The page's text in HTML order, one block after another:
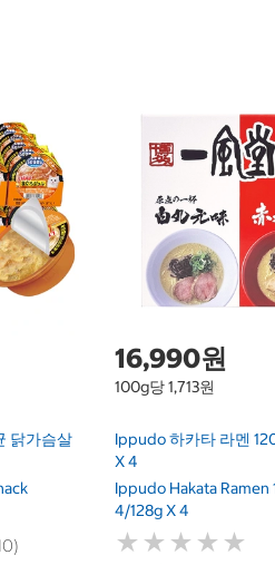
닭가슴살
16,990원
100g당 1,713원
Ippudo 하카타 라멘
X 4
Ippudo Hakata Ramen
4/128g X 4
★ ★ ★ ★ ★
★ ★ ★ ★ ★